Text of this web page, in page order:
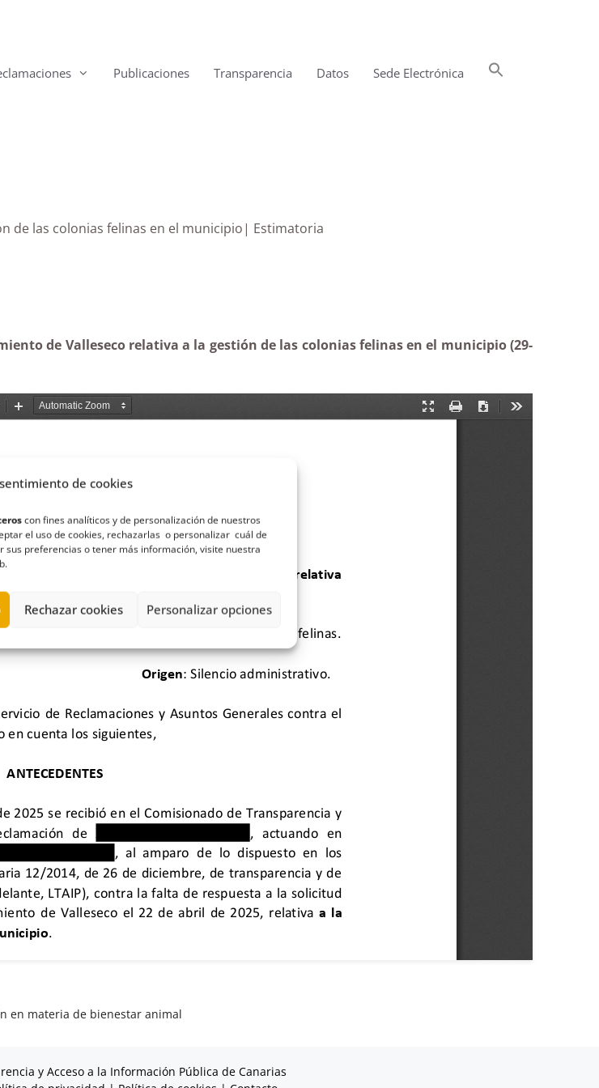
de cookies
con fines analíticos y de personalización de nuestros
el uso de cookies, rechazarlas o personalizar cuál de
sus preferencias o tener más información, visite nuestra
Rechazar cookies Personalizar opciones
Publicaciones Transparencia Datos Sede Electrónica
de las colonias felinas en el municipio| Estimatoria
de Valleseco relativa a la gestión de las colonias felinas en el municipio (29-
en materia de bienestar animal
y Acceso a la Información Pública de Canarias